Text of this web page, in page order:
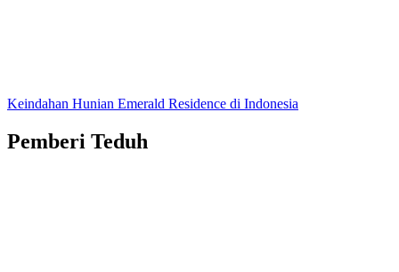
Keindahan Hunian Emerald Residence di Indonesia
Pemberi Teduh